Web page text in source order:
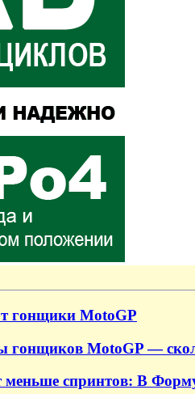
гонщики MotoGP
гонщиков MotoGP —
спринтов: В